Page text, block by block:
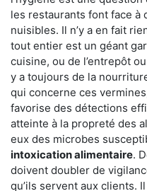
les restaurants font face à
nuisibles. Il n’y a en fait
tout entier est un géant
cuisine, ou de l’entrepôt
y a toujours de la
qui concerne ces
favorise des détections
atteinte à la propreté des
eux des microbes
intoxication alimentaire.
doivent doubler de
qu’ils servent aux clients.